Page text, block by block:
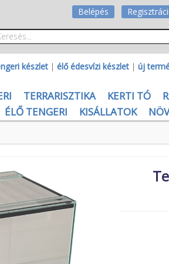
Belépés
készlet | élő édesvízi készlet | új
TERRARISZTIKA KERTI TÓ
ÉLŐ TENGERI KISÁLLATOK